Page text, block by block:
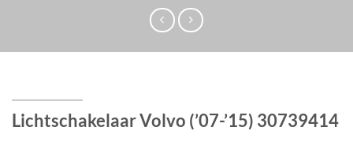
Lichtschakelaar Volvo (’07-’15) 30739414